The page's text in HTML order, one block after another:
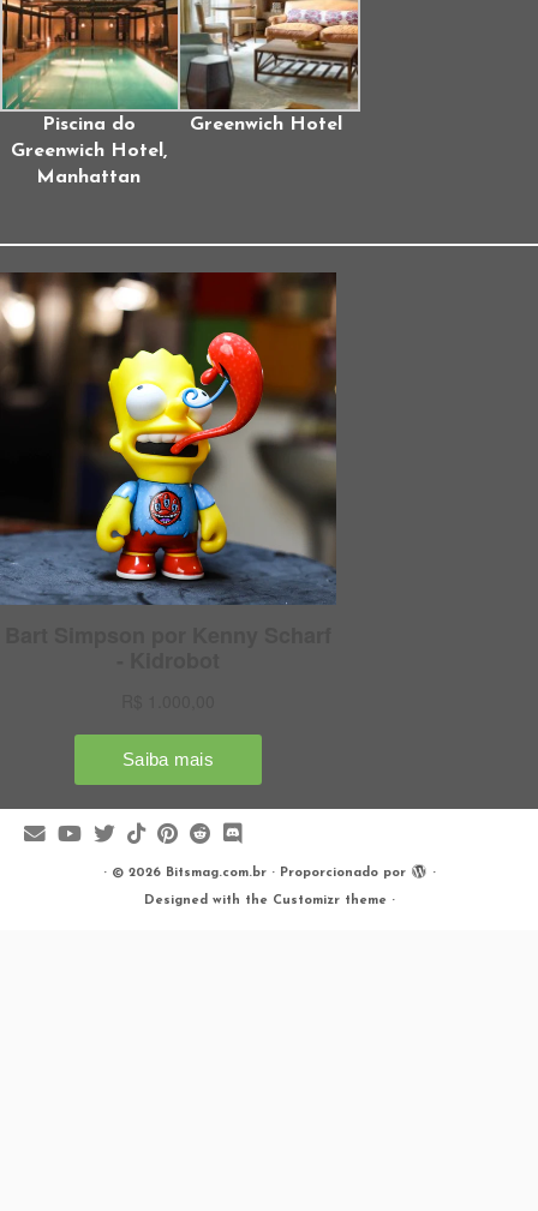
Piscina do
Greenwich Hotel,
Manhattan
Greenwich Hotel
· © 2026 Bitsmag.com.br· Proporcionado por ·
Designed with the Customizr theme ·